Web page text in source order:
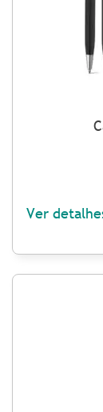
Ver